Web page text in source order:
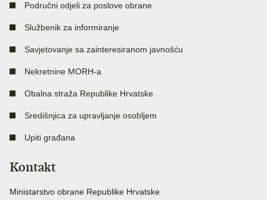
Područni odjeli za poslove obrane
Službenik za informiranje
Savjetovanje sa zainteresiranom javnošću
Nekretnine MORH-a
Obalna straža Republike Hrvatske
Središnjica za upravljanje osobljem
Upiti građana
Kontakt
Ministarstvo obrane Republike Hrvatske